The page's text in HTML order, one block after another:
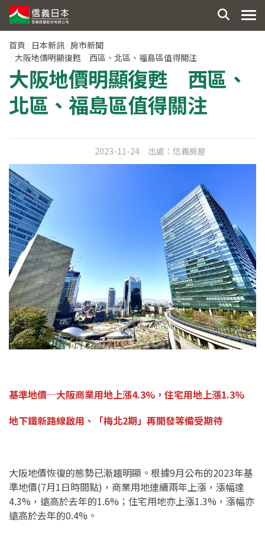
首頁 日本新訊 房市新聞
大阪地價明顯復甦 西區、北區、福島區值得關注
大阪地價明顯復甦 西區、
北區、福島區值得關注
2023-11-24 出處： 信義房屋
基準地價─大阪商業用地上漲4.3% ，住宅用地上漲1.3%
地下鐵新路線啟用、「梅北2期」再開發等備受期待
大阪地價恢復的態勢已漸趨明顯。根據9月公布的2023年基
準地價(7月1日時間點)，商業用地連續兩年上漲，漲幅達
4.3%，遠高於去年的1.6%；住宅用地亦上漲1.3%，漲幅亦
遠高於去年的0.4%。